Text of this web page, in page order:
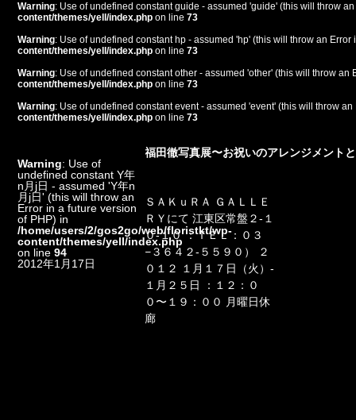
Warning: Use of undefined constant guide - assumed 'guide' (this will throw
content/themes/yell/index.php on line73
Warning: Use of undefined constant hp - assumed 'hp' (this will throw an
content/themes/yell/index.php on line73
Warning: Use of undefined constant other - assumed 'other' (this will throw
content/themes/yell/index.php on line73
Warning: Use of undefined constant event - assumed 'event' (this will throw
content/themes/yell/index.php on line73
Warning: Use of
undefined constant Y年
n月j日 - assumed 'Y年n
月j日' (this will throw an
Error in a future version
of PHP) in
/home/users/2/gos2go/web/floristkt/wp-
content/themes/yell/index.php
on line94
2012年1月17日
福田徹写真展〜お祝いのアレンジメント
ＳＡＫｕＲＡ ＧＡＬＬＥ
ＲＹにて 江東区常盤２-１
０-１０：ＴＥＬ：０３
−３６４２-５５９０）
２
０１２ １月１７日（火）-
１月２５日
：１２：０
０〜１９：００ 月曜日休
廊